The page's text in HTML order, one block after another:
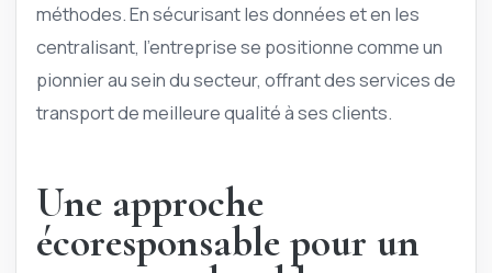
méthodes. En sécurisant les données et en les
centralisant, l’entreprise se positionne comme un
pionnier au sein du secteur, offrant des services de
transport de meilleure qualité à ses clients.
Une approche
écoresponsable pour un